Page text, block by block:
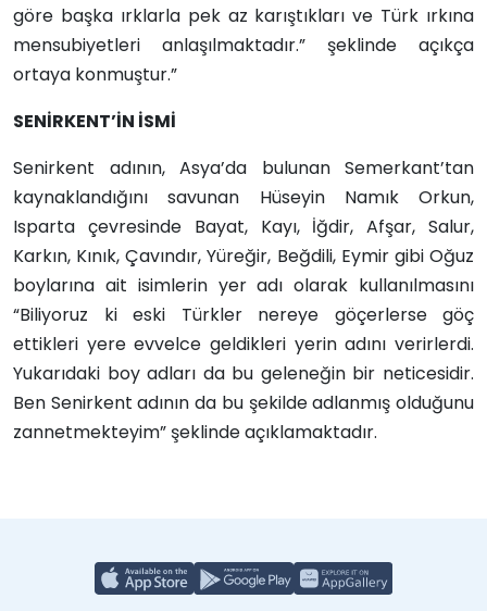
göre başka ırklarla pek az karıştıkları ve Türk ırkına
mensubiyetleri anlaşılmaktadır.” şeklinde açıkça
ortaya konmuştur.”
SENİRKENT’İN İSMİ
Senirkent adının, Asya’da bulunan Semerkant’tan
kaynaklandığını savunan Hüseyin Namık Orkun,
Isparta çevresinde Bayat, Kayı, İğdir, Afşar, Salur,
Karkın, Kınık, Çavındır, Yüreğir, Beğdili, Eymir gibi Oğuz
boylarına ait isimlerin yer adı olarak kullanılmasını
“Biliyoruz ki eski Türkler nereye göçerlerse göç
ettikleri yere evvelce geldikleri yerin adını verirlerdi.
Yukarıdaki boy adları da bu geleneğin bir neticesidir.
Ben Senirkent adının da bu şekilde adlanmış olduğunu
zannetmekteyim” şeklinde açıklamaktadır.